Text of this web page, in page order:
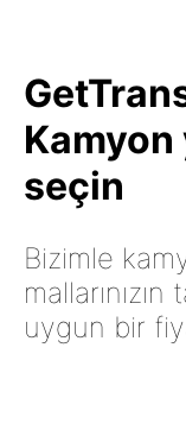
Kamyon
seçin
Bizimle
mallarınızın
uygun bir